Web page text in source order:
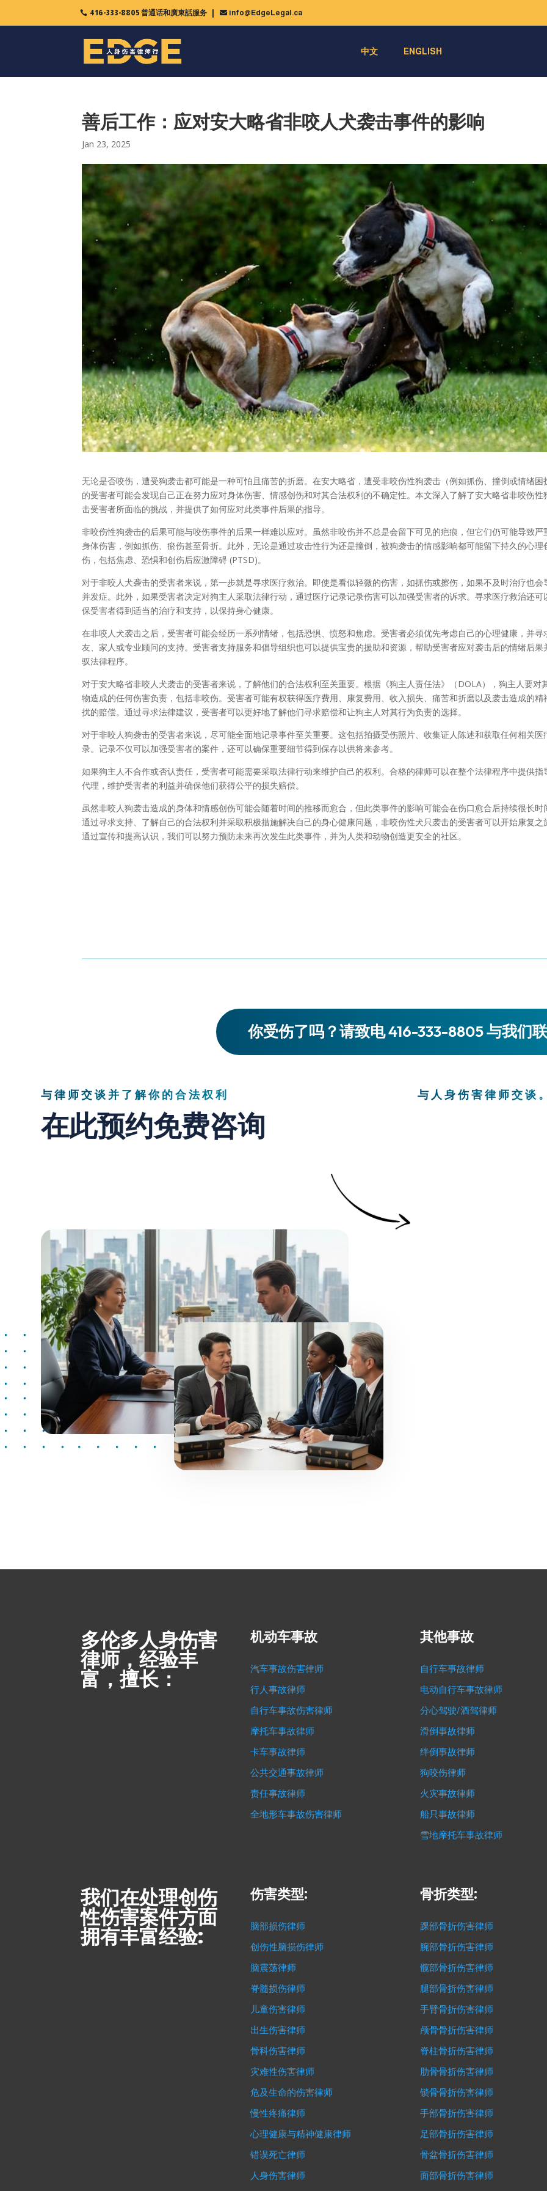
416-333-8805 普通话和廣東話服务  info@EdgeLegal.ca
中文 ENGLISH
善后工作：应对安大略省非咬人犬袭击事件的影响
Jan 23, 2025
无论是否咬伤，遭受狗袭击都可能是一种可怕且痛苦的折磨。在安大略省，遭受非咬伤性狗袭击（例如抓伤、撞倒或情绪困
的受害者可能会发现自己正在努力应对身体伤害、情感创伤和对其合法权利的不确定性。本文深入了解了安大略省非咬伤性
击受害者所面临的挑战，并提供了如何应对此类事件后果的指导。
非咬伤性狗袭击的后果可能与咬伤事件的后果一样难以应对。虽然非咬伤并不总是会留下可见的疤痕，但它们仍可能导致严
身体伤害，例如抓伤、瘀伤甚至骨折。此外，无论是通过攻击性行为还是撞倒，被狗袭击的情感影响都可能留下持久的心理
伤，包括焦虑、恐惧和创伤后应激障碍 (PTSD)。
对于非咬人犬袭击的受害者来说，第一步就是寻求医疗救治。即使是看似轻微的伤害，如抓伤或擦伤，如果不及时治疗也会
并发症。此外，如果受害者决定对狗主人采取法律行动，通过医疗记录记录伤害可以加强受害者的诉求。寻求医疗救治还可
保受害者得到适当的治疗和支持，以保持身心健康。
在非咬人犬袭击之后，受害者可能会经历一系列情绪，包括恐惧、愤怒和焦虑。受害者必须优先考虑自己的心理健康，并寻
友、家人或专业顾问的支持。受害者支持服务和倡导组织也可以提供宝贵的援助和资源，帮助受害者应对袭击后的情绪后果
驭法律程序。
对于安大略省非咬人犬袭击的受害者来说，了解他们的合法权利至关重要。根据《狗主人责任法》（DOLA），狗主人要对
物造成的任何伤害负责，包括非咬伤。受害者可能有权获得医疗费用、康复费用、收入损失、痛苦和折磨以及袭击造成的精
扰的赔偿。通过寻求法律建议，受害者可以更好地了解他们寻求赔偿和让狗主人对其行为负责的选择。
对于非咬人狗袭击的受害者来说，尽可能全面地记录事件至关重要。这包括拍摄受伤照片、收集证人陈述和获取任何相关医
录。记录不仅可以加强受害者的案件，还可以确保重要细节得到保存以供将来参考。
如果狗主人不合作或否认责任，受害者可能需要采取法律行动来维护自己的权利。合格的律师可以在整个法律程序中提供指
代理，维护受害者的利益并确保他们获得公平的损失赔偿。
虽然非咬人狗袭击造成的身体和情感创伤可能会随着时间的推移而愈合，但此类事件的影响可能会在伤口愈合后持续很长时
通过寻求支持、了解自己的合法权利并采取积极措施解决自己的身心健康问题，非咬伤性犬只袭击的受害者可以开始康复之
通过宣传和提高认识，我们可以努力预防未来再次发生此类事件，并为人类和动物创造更安全的社区。
你受伤了吗？请致电 416-333-8805 与我们
与律师交谈并了解你的合法权利
在此预约免费咨询
与人身伤害律师交谈
多伦多人身伤害
律师，经验丰
富，擅长：
机动车事故
汽车事故伤害律师
行人事故律师
自行车事故伤害律师
摩托车事故律师
卡车事故律师
公共交通事故律师
责任事故律师
全地形车事故伤害律师
其他事故
自行车事故律师
电动自行车事故律师
分心驾驶/酒驾律师
滑倒事故律师
绊倒事故律师
狗咬伤律师
火灾事故律师
船只事故律师
雪地摩托车事故律师
我们在处理创伤
性伤害案件方面
拥有丰富经验:
伤害类型:
脑部损伤律师
创伤性脑损伤律师
脑震荡律师
脊髓损伤律师
儿童伤害律师
出生伤害律师
骨科伤害律师
灾难性伤害律师
危及生命的伤害律师
慢性疼痛律师
心理健康与精神健康律师
错误死亡律师
人身伤害律师
骨折类型:
踝部骨折伤害律师
腕部骨折伤害律师
髋部骨折伤害律师
腿部骨折伤害律师
手臂骨折伤害律师
颅骨骨折伤害律师
脊柱骨折伤害律师
肋骨骨折伤害律师
锁骨骨折伤害律师
手部骨折伤害律师
足部骨折伤害律师
骨盆骨折伤害律师
面部骨折伤害律师